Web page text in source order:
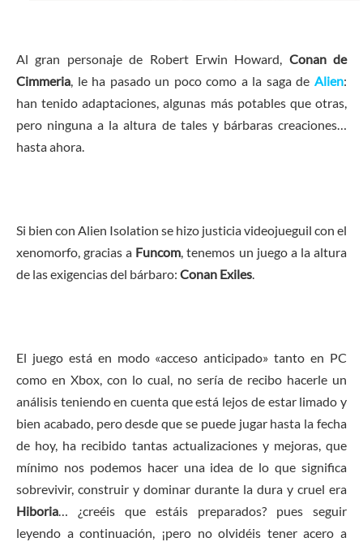
Al gran personaje de Robert Erwin Howard, Conan de
Cimmeria, le ha pasado un poco como a la saga de Alien:
han tenido adaptaciones, algunas más potables que otras,
pero ninguna a la altura de tales y bárbaras creaciones…
hasta ahora.
Si bien con Alien Isolation se hizo justicia videojueguil con el
xenomorfo, gracias a Funcom, tenemos un juego a la altura
de las exigencias del bárbaro: Conan Exiles.
El juego está en modo «acceso anticipado» tanto en PC
como en Xbox, con lo cual, no sería de recibo hacerle un
análisis teniendo en cuenta que está lejos de estar limado y
bien acabado, pero desde que se puede jugar hasta la fecha
de hoy, ha recibido tantas actualizaciones y mejoras, que
mínimo nos podemos hacer una idea de lo que significa
sobrevivir, construir y dominar durante la dura y cruel era
Hiboria… ¿creéis que estáis preparados? pues seguir
leyendo a continuación, ¡pero no olvidéis tener acero a